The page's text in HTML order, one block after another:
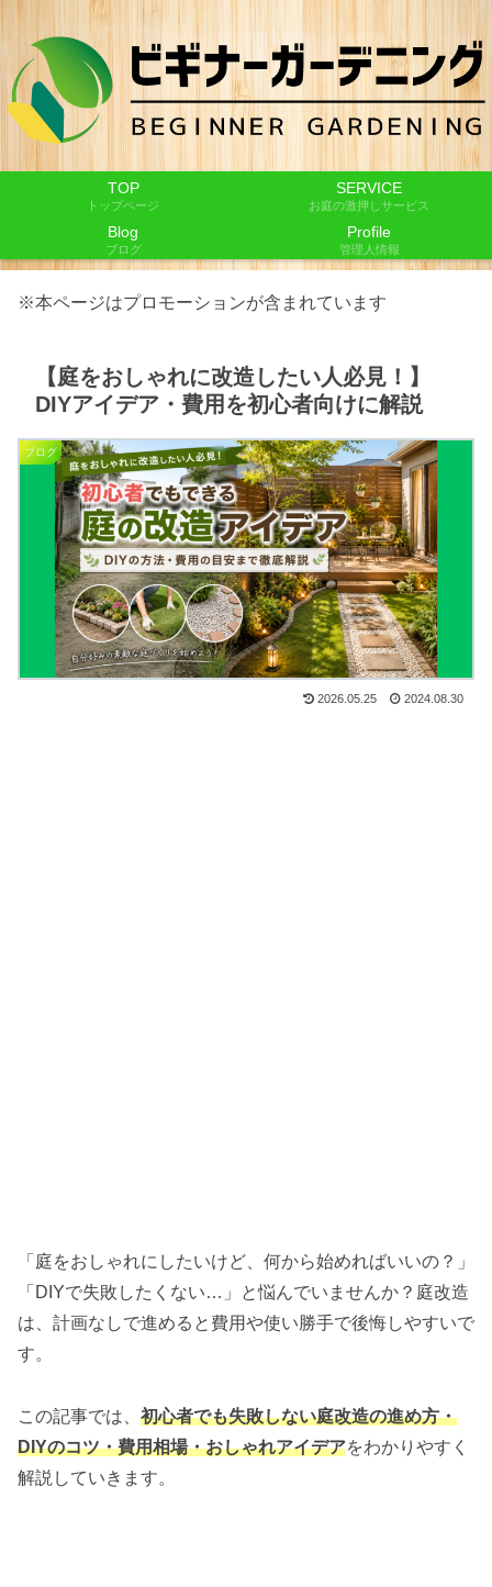
TOP
トップページ
SERVICE
お庭の激押しサービス
Blog
ブログ
Profile
管理人情報
※本ページはプロモーションが含まれています
【庭をおしゃれに改造したい人必見！】
DIYアイデア・費用を初心者向けに解説
ブログ
2026.05.25 2024.08.30
「庭をおしゃれにしたいけど、何から始めればいいの？」
「DIYで失敗したくない…」と悩んでいませんか？庭改造
は、計画なしで進めると費用や使い勝手で後悔しやすいで
す。
この記事では、 初心者でも失敗しない庭改造の進め方・
DIYのコツ・費用相場・おしゃれアイデアをわかりやすく
解説していきます。